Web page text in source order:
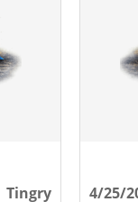
Tingry 4/25/